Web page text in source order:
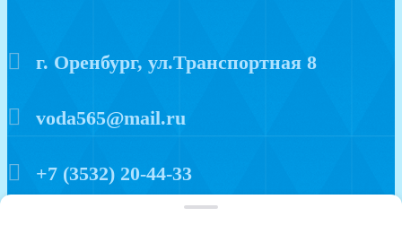
г. Оренбург, ул.Транспортная 8
voda565@mail.ru
+7 (3532) 20-44-33